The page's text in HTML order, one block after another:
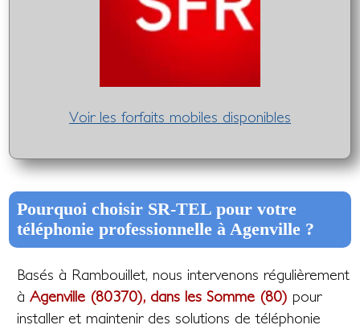
Voir les forfaits mobiles disponibles
Pourquoi choisir SR-TEL pour votre
téléphonie professionnelle à Agenville ?
Basés à Rambouillet, nous intervenons régulièrement
àAgenville (80370), dans les Somme (80) pour
installer et maintenir des solutions de téléphonie